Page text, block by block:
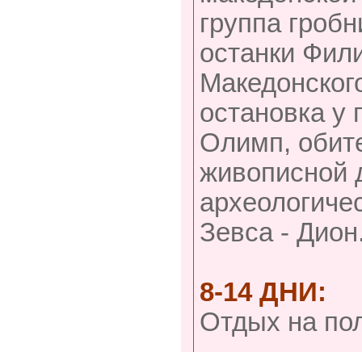
группа
останки
остановка у
Олимп,
живописной
Зевса -
8-14 ДНИ:
Отдых на